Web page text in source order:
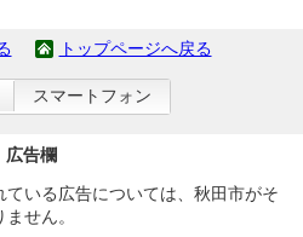
トップページへ戻る
スマートフォン
広告欄
いる広告については、秋田市がそ
せん。